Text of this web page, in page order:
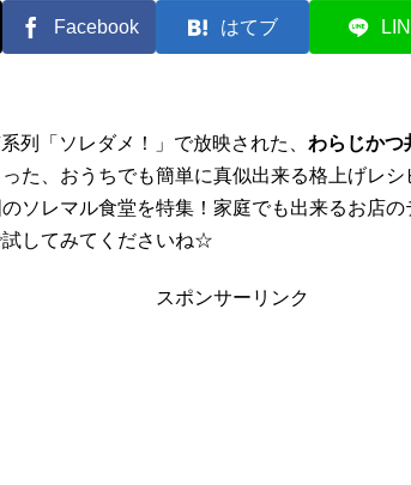
Facebook はてブ
列「ソレダメ！」で放映された、 わらじかつ
た、おうちでも簡単に真似出来る格上げレ
ソレマル食堂を特集！家庭でも出来るお店
してみてくださいね☆
スポンサーリンク